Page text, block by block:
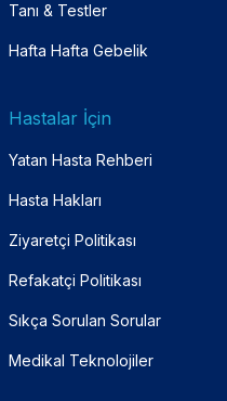
Tanı & Testler
Hafta Hafta Gebelik
Hastalar İçin
Yatan Hasta Rehberi
Hasta Hakları
Ziyaretçi Politikası
Refakatçi Politikası
Sıkça Sorulan Sorular
Medikal Teknolojiler